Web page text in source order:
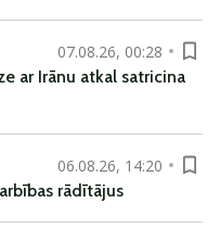
07.08.26, 00:28
ar Irānu atkal satricina
06.08.26, 14:20
rādītājus